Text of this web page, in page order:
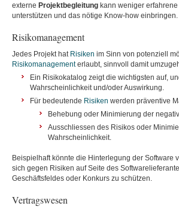
externe Projektbegleitung kann weniger
unterstützen und das nötige Know-how einbringen.
Risikomanagement
Jedes Projekt hat Risiken im Sinn von potenziell
Risikomanagementerlaubt, sinnvoll damit
Ein Risikokatalog zeigt die wichtigsten auf,
Wahrscheinlichkeit und/oder Auswirkung.
Für bedeutende Risiken werden präventive
Behebung oder Minimierung der
Ausschliessen des Risikos oder
Wahrscheinlichkeit.
Beispielhaft könnte die Hinterlegung der Software
sich gegen Risiken auf Seite des
Geschäftsfeldes oder Konkurs zu schützen.
Vertragswesen